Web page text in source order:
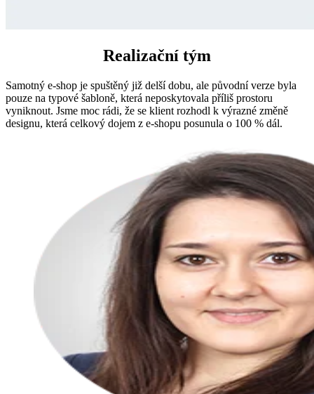
Realizační tým
Samotný e-shop je spuštěný již delší dobu, ale původní verze byla
pouze na typové šabloně, která neposkytovala příliš prostoru
vyniknout. Jsme moc rádi, že se klient rozhodl k výrazné změně
designu, která celkový dojem z e-shopu posunula o 100 % dál.